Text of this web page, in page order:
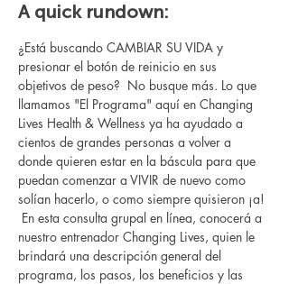
A quick rundown:
¿Está buscando CAMBIAR SU VIDA y
presionar el botón de reinicio en sus
objetivos de peso?  No busque más. Lo que
llamamos "El Programa" aquí en Changing
Lives Health & Wellness ya ha ayudado a
cientos de grandes personas a volver a
donde quieren estar en la báscula para que
puedan comenzar a VIVIR de nuevo como
solían hacerlo, o como siempre quisieron ¡a!
En esta consulta grupal en línea, conocerá a
nuestro entrenador Changing Lives, quien le
brindará una descripción general del
programa, los pasos, los beneficios y las